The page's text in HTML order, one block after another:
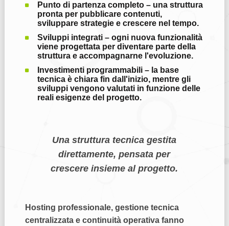
Punto di partenza completo– una struttura
pronta per pubblicare contenuti,
sviluppare strategie e crescere nel tempo.
Sviluppi integrati– ogni nuova funzionalità
viene progettata per diventare parte della
struttura e accompagnarne l'evoluzione.
Investimenti programmabili– la base
tecnica è chiara fin dall'inizio, mentre gli
sviluppi vengono valutati in funzione delle
reali esigenze del progetto.
Una struttura tecnica gestita
direttamente, pensata per
crescere insieme al progetto.
Hosting professionale, gestione tecnica
centralizzata e continuità operativa fanno